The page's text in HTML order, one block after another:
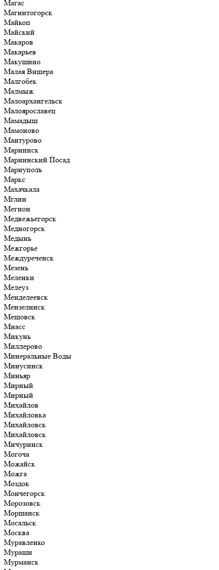
Магас
Магнитогорск
Майкоп
Майский
Макаров
Макарьев
Макушино
Малая Вишера
Малгобек
Малмыж
Малоархангельск
Малоярославец
Мамадыш
Мамоново
Мантурово
Мариинск
Мариинский Посад
Мариуполь
Маркс
Махачкала
Мглин
Мегион
Медвежьегорск
Медногорск
Медынь
Межгорье
Междуреченск
Мезень
Меленки
Мелеуз
Менделеевск
Мензелинск
Мещовск
Миасс
Микунь
Миллерово
Минеральные Воды
Минусинск
Миньяр
Мирный
Мирный
Михайлов
Михайловка
Михайловск
Михайловск
Мичуринск
Могоча
Можайск
Можга
Моздок
Мончегорск
Морозовск
Моршанск
Мосальск
Москва
Муравленко
Мураши
Мурманск